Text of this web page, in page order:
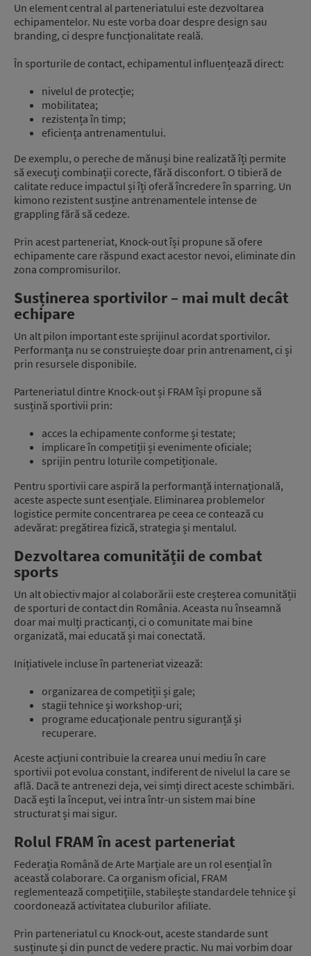
Un element central al parteneriatului este dezvoltarea
echipamentelor. Nu este vorba doar despre design sau
branding, ci despre funcționalitate reală.
În sporturile de contact, echipamentul influențează direct:
nivelul de protecție;
mobilitatea;
rezistența în timp;
eficiența antrenamentului.
De exemplu, o pereche de mănuși bine realizată îți permite
să execuți combinații corecte, fără disconfort. O tibieră de
calitate reduce impactul și îți oferă încredere în sparring. Un
kimono rezistent susține antrenamentele intense de
grappling fără să cedeze.
Prin acest parteneriat, Knock-out își propune să ofere
echipamente care răspund exact acestor nevoi, eliminate din
zona compromisurilor.
Susținerea sportivilor – mai mult decât
echipare
Un alt pilon important este sprijinul acordat sportivilor.
Performanța nu se construiește doar prin antrenament, ci și
prin resursele disponibile.
Parteneriatul dintre Knock-out și FRAM își propune să
susțină sportivii prin:
acces la echipamente conforme și testate;
implicare în competiții și evenimente oficiale;
sprijin pentru loturile competiționale.
Pentru sportivii care aspiră la performanță internațională,
aceste aspecte sunt esențiale. Eliminarea problemelor
logistice permite concentrarea pe ceea ce contează cu
adevărat: pregătirea fizică, strategia și mentalul.
Dezvoltarea comunității de combat
sports
Un alt obiectiv major al colaborării este creșterea comunității
de sporturi de contact din România. Aceasta nu înseamnă
doar mai mulți practicanți, ci o comunitate mai bine
organizată, mai educată și mai conectată.
Inițiativele incluse în parteneriat vizează:
organizarea de competiții și gale;
stagii tehnice și workshop-uri;
programe educaționale pentru siguranță și
recuperare.
Aceste acțiuni contribuie la crearea unui mediu în care
sportivii pot evolua constant, indiferent de nivelul la care se
află. Dacă te antrenezi deja, vei simți direct aceste schimbări.
Dacă ești la început, vei intra într-un sistem mai bine
structurat și mai sigur.
Rolul FRAM în acest parteneriat
Federația Română de Arte Marțiale are un rol esențial în
această colaborare. Ca organism oficial, FRAM
reglementează competițiile, stabilește standardele tehnice și
coordonează activitatea cluburilor afiliate.
Prin parteneriatul cu Knock-out, aceste standarde sunt
susținute și din punct de vedere practic. Nu mai vorbim doar